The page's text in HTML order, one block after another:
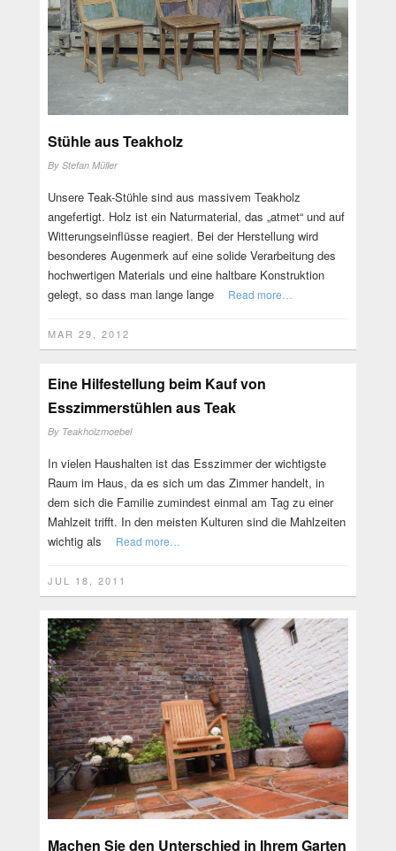
Stühle aus Teakholz
By Stefan Müller
Unsere Teak-Stühle sind aus massivem Teakholz
angefertigt. Holz ist ein Naturmaterial, das „atmet“ und auf
Witterungseinflüsse reagiert. Bei der Herstellung wird
besonderes Augenmerk auf eine solide Verarbeitung des
hochwertigen Materials und eine haltbare Konstruktion
gelegt, so dass man lange lange
Read more…
MAR 29, 2012
Eine Hilfestellung beim Kauf von
Esszimmerstühlen aus Teak
By Teakholzmoebel
In vielen Haushalten ist das Esszimmer der wichtigste
Raum im Haus, da es sich um das Zimmer handelt, in
dem sich die Familie zumindest einmal am Tag zu einer
Mahlzeit trifft. In den meisten Kulturen sind die Mahlzeiten
wichtig als
Read more…
JUL 18, 2011
Machen Sie den Unterschied in Ihrem Garten